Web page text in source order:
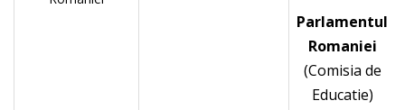
Parlamentul
Romaniei
(Comisia de
Educatie)